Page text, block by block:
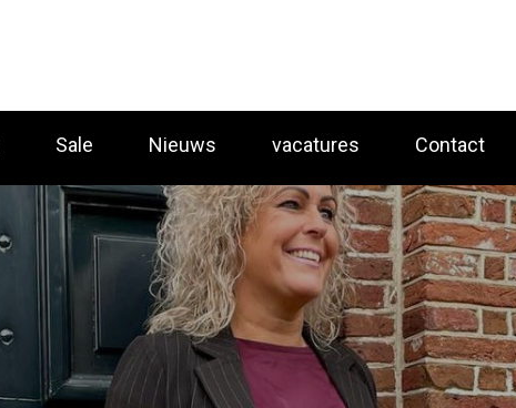
Sale Nieuws vacatures Contact